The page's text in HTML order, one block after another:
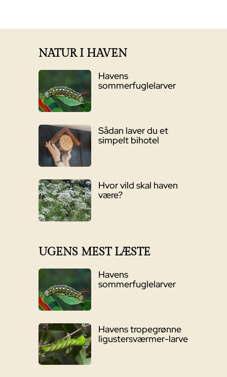
NATUR I HAVEN
Havens
sommerfuglelarver
Sådan laver du et
simpelt bihotel
Hvor vild skal haven
være?
UGENS MEST LÆSTE
Havens
sommerfuglelarver
Havens tropegrønne
ligustersværmer-larve